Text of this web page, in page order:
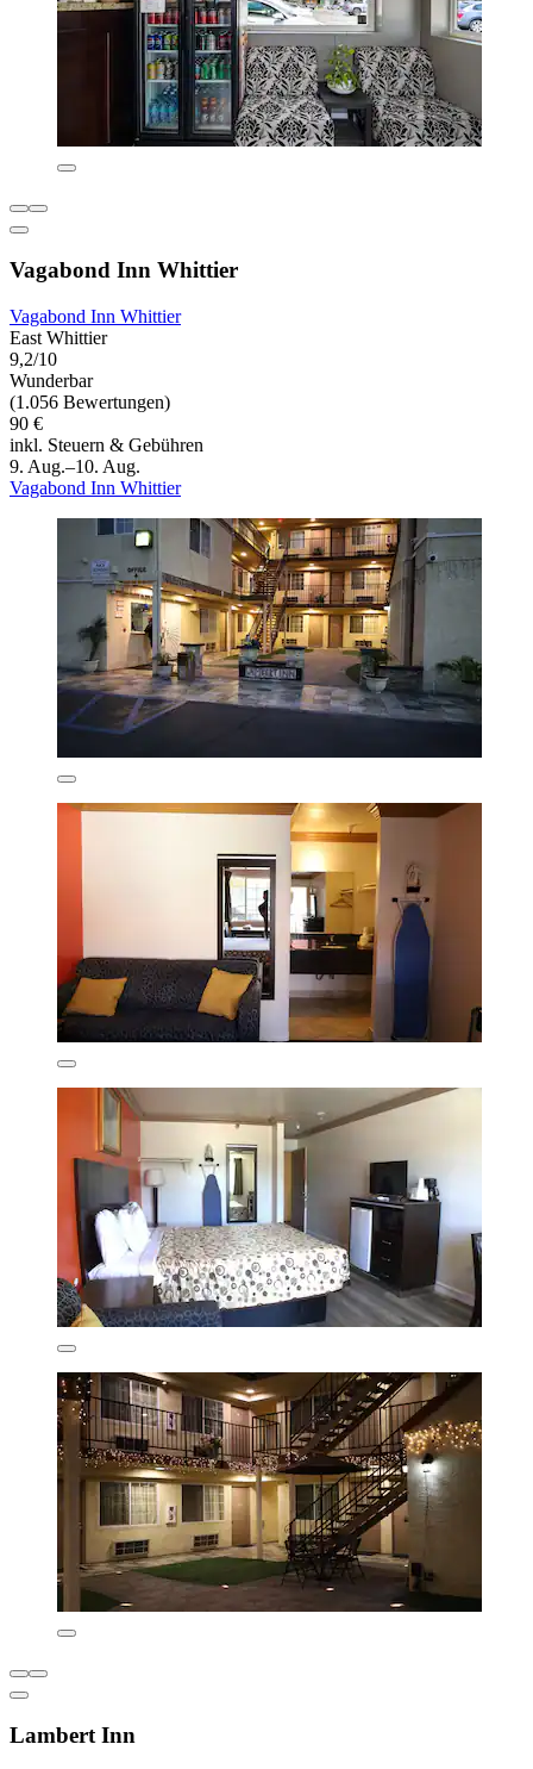
Vagabond Inn Whittier
Vagabond Inn Whittier
East Whittier
9,2/10
Wunderbar
(1.056 Bewertungen)
90 €
inkl. Steuern & Gebühren
9. Aug.–10. Aug.
Vagabond Inn Whittier
Lambert Inn